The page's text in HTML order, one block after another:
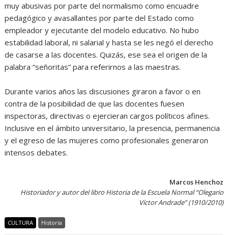
muy abusivas por parte del normalismo como encuadre
pedagógico y avasallantes por parte del Estado como
empleador y ejecutante del modelo educativo. No hubo
estabilidad laboral, ni salarial y hasta se les negó el derecho
de casarse a las docentes. Quizás, ese sea el origen de la
palabra “señoritas” para referirnos a las maestras.
Durante varios años las discusiones giraron a favor o en
contra de la posibilidad de que las docentes fuesen
inspectoras, directivas o ejercieran cargos políticos afines.
Inclusive en el ámbito universitario, la presencia, permanencia
y el egreso de las mujeres como profesionales generaron
intensos debates.
Marcos Henchoz
Historiador y autor del libro Historia de la Escuela Normal “Olegario
Víctor Andrade” (1910/2010)
CULTURA Historia